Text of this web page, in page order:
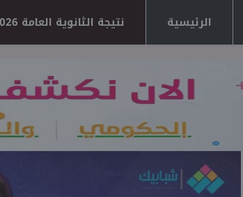
الرئيسية نتيجة الثانوية العامة 2026